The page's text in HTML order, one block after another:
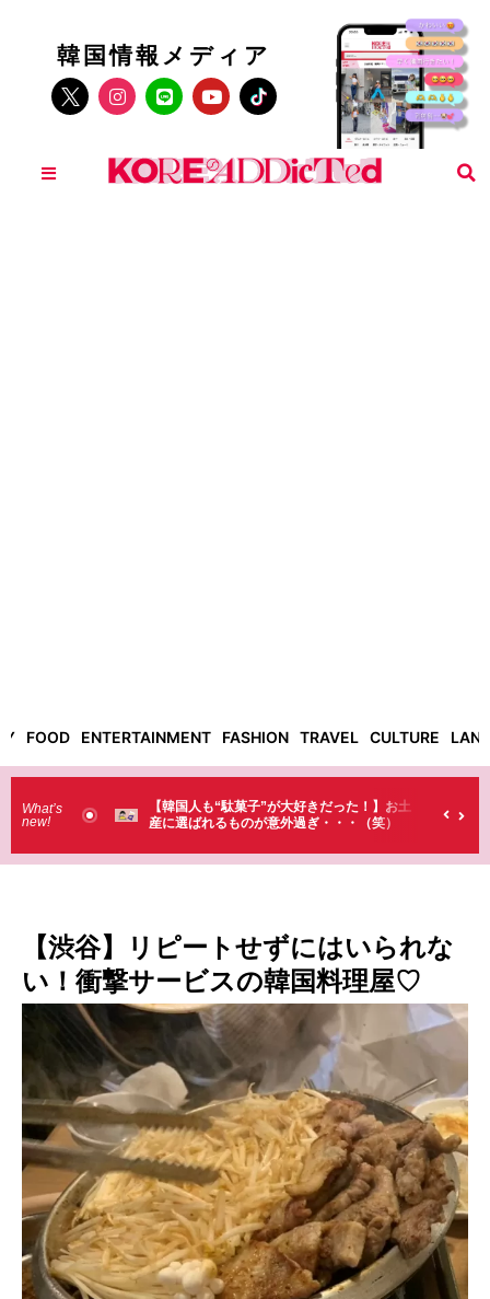
韓国情報メディア
FOOD ENTERTAINMENT FASHION TRAVEL CULTURE
What’s
new!
た！】お土
・（笑）
【そんなものまで買っていくの？】日本のド
ラストで韓国人が買うものがちょっと…
【渋谷】リピートせずにはいられな
い！衝撃サービスの韓国料理屋♡